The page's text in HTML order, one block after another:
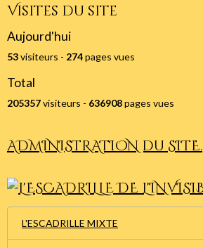
Visites du site
Aujourd'hui
53visiteurs - 274pages vues
Total
205357visiteurs - 636908pages vues
ADMINISTRATION du SITE.
L'ESCADRILLE MIXTE